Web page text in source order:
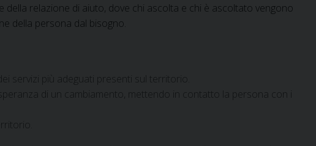
relazione di aiuto, dove chi ascolta e chi è ascoltato vengono
della persona dal bisogno.
servizi più adeguati presenti sul territorio.
di un cambiamento, mettendo in contatto la persona con i